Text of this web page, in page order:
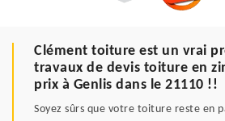
Clément toiture est un vrai
travaux de devis toiture en
prix à Genlis dans le 21110 !!
Soyez sûrs que votre toiture reste en